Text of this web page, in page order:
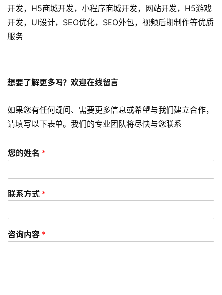
开发，H5商城开发，小程序商城开发，网站开发，H5游戏
开发，UI设计，SEO优化，SEO外包，视频后期制作等优质
服务
想要了解更多吗？欢迎在线留言
如果您有任何疑问、需要更多信息或希望与我们建立合作，
请填写以下表单。我们的专业团队将尽快与您联系
您的姓名 *
联系方式 *
咨询内容 *